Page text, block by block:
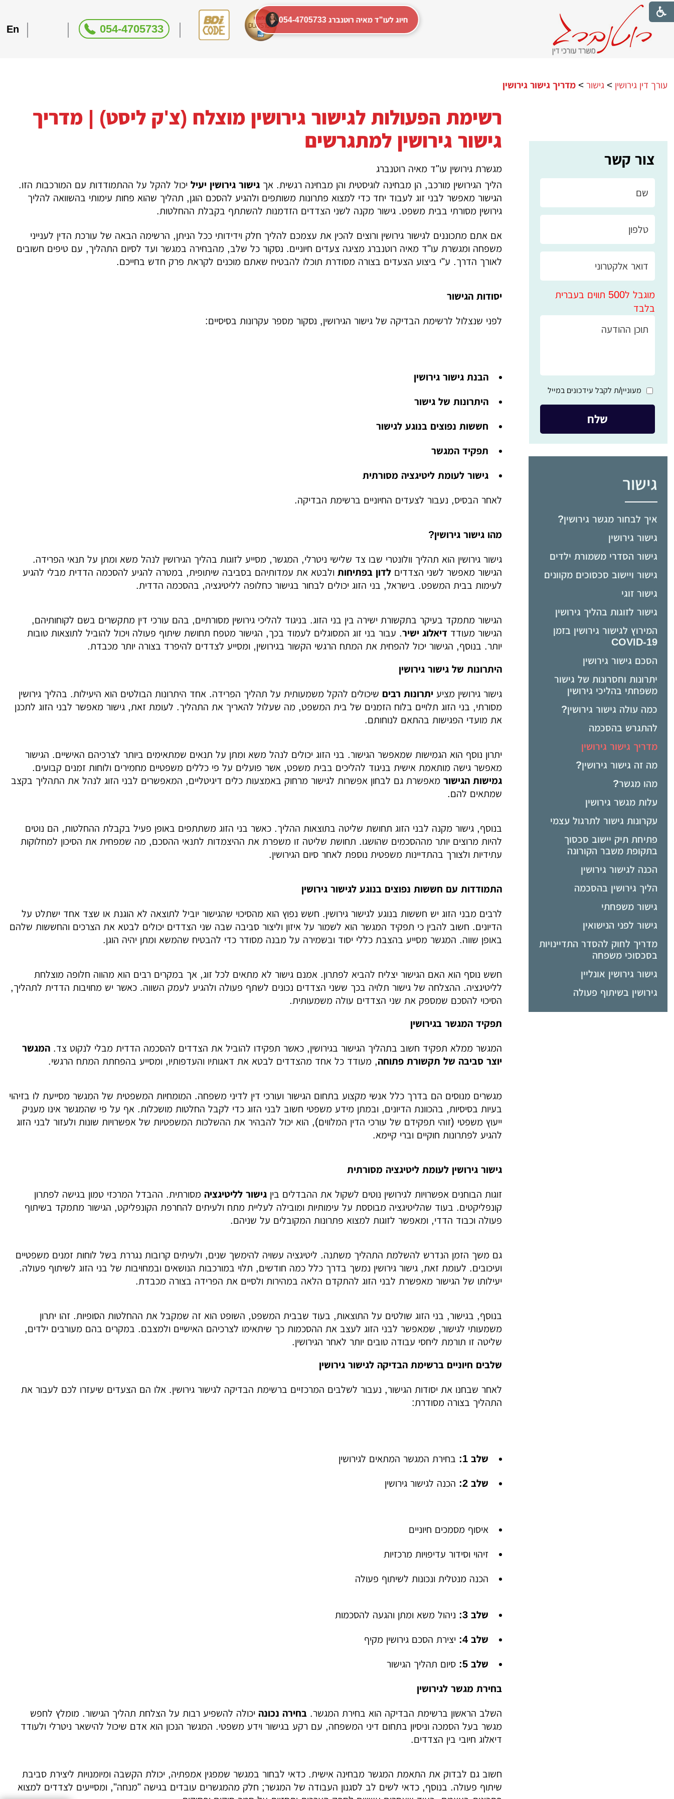
054-4705733
En
צור קשר
מוגבל ל500 תווים בעברית
בלבד
מעוניין/ת לקבל עידכונים במייל
גישור
איך לבחור מגשר גירושין?
גישור גירושין
גישור הסדרי משמורת ילדים
גישור ויישוב סכסוכים מקוונים
גישור זוגי
גישור לזוגות בהליך גירושין
המירוץ לגישור גירושין בזמן
COVID-19
הסכם גישור גירושין
יתרונות וחסרונות של גישור
משפחתי בהליכי גירושין
כמה עולה גישור גירושין?
להתגרש בהסכמה
מדריך גישור גירושין
מה זה גישור גירושין?
מהו מגשר?
עלות מגשר גירושין
עקרונות גישור לתרגול עצמי
פתיחת תיק יישוב סכסוך
בתקופת משבר הקורונה
הכנה לגישור גירושין
הליך גירושין בהסכמה
גישור משפחתי
גישור לפני הנישואין
מדריך לחוק להסדר התדיינויות
בסכסוכי משפחה
גישור גירושין אונליין
גירושין בשיתוף פעולה
עורך דין גירושין > גישור >מדריך גישור גירושין
רשימת הפעולות לגישור גירושין מוצלח (צ'ק ליסט) | מדריך
גישור גירושין למתגרשים
מגשרת גירושין עו"ד מאיה רוטנברג
הליך הגירושין מורכב, הן מבחינה לוגיסטית והן מבחינה רגשית. אך גישור גירושין יעיליכול להקל על ההתמודדות עם המורכבות הזו.
הגישור מאפשר לבני זוג לעבוד יחד כדי למצוא פתרונות משותפים ולהגיע להסכם הוגן, תהליך שהוא פחות עימותי בהשוואה להליך
גירושין מסורתי בבית משפט. גישור מקנה לשני הצדדים הזדמנות להשתתף בקבלת ההחלטות.
אם אתם מתכוננים לגישור גירושין ורוצים להכין את עצמכם להליך חלק וידידותי ככל הניתן, הרשימה הבאה של עורכת הדין לענייני
משפחה ומגשרת עו"ד מאיה רוטנברג מציגה צעדים חיוניים. נסקור כל שלב, מהבחירה במגשר ועד לסיום התהליך, עם טיפים חשובים
לאורך הדרך. ע"י ביצוע הצעדים בצורה מסודרת תוכלו להבטיח שאתם מוכנים לקראת פרק חדש בחייכם.
יסודות הגישור
לפני שנצלול לרשימת הבדיקה של גישור הגירושין, נסקור מספר עקרונות בסיסיים:
הבנת גישור גירושין
היתרונות של גישור
חששות נפוצים בנוגע לגישור
תפקיד המגשר
גישור לעומת ליטיגציה מסורתית
לאחר הבסיס, נעבור לצעדים החיוניים ברשימת הבדיקה.
מהו גישור גירושין?
גישור גירושין הוא תהליך וולונטרי שבו צד שלישי ניטרלי, המגשר, מסייע לזוגות בהליך הגירושין לנהל משא ומתן על תנאי הפרידה.
הגישור מאפשר לשני הצדדים לדון בפתיחותולבטא את עמדותיהם בסביבה שיתופית, במטרה להגיע להסכמה הדדית מבלי להגיע
לעימות בבית המשפט. בישראל, בני הזוג יכולים לבחור בגישור כחלופה לליטיגציה, בהסכמה הדדית.
הגישור מתמקד בעיקר בתקשורת ישירה בין בני הזוג. בניגוד להליכי גירושין מסורתיים, בהם עורכי דין מתקשרים בשם לקוחותיהם,
הגישור מעודד דיאלוג ישיר. עבור בני זוג המסוגלים לעמוד בכך, הגישור מטפח תחושת שיתוף פעולה ויכול להוביל לתוצאות טובות
יותר. בנוסף, הגישור יכול להפחית את המתח הרגשי הקשור בגירושין, ומסייע לצדדים להיפרד בצורה יותר מכבדת.
היתרונות של גישור גירושין
גישור גירושין מציע יתרונות רבים שיכולים להקל משמעותית על תהליך הפרידה. אחד היתרונות הבולטים הוא היעילות. בהליך גירושין
מסורתי, בני הזוג תלויים בלוח הזמנים של בית המשפט, מה שעלול להאריך את התהליך. לעומת זאת, גישור מאפשר לבני הזוג לתכנן
את מועדי הפגישות בהתאם לנוחותם.
יתרון נוסף הוא הגמישות שמאפשר הגישור. בני הזוג יכולים לנהל משא ומתן על תנאים שמתאימים ביותר לצרכיהם האישיים. הגישור
מאפשר גישה מותאמת אישית בניגוד להליכים בבית משפט, אשר פועלים על פי כללים משפטיים מחמירים ולוחות זמנים קבועים.
גמישות הגישורמאפשרת גם לבחון אפשרות לגישור מרחוק באמצעות כלים דיגיטליים, המאפשרים לבני הזוג לנהל את התהליך בקצב
שמתאים להם.
בנוסף, גישור מקנה לבני הזוג תחושת שליטה בתוצאות ההליך. כאשר בני הזוג משתתפים באופן פעיל בקבלת ההחלטות, הם נוטים
להיות מרוצים יותר מההסכמים שהושגו. תחושת שליטה זו משפרת את ההיצמדות לתנאי ההסכם, מה שמפחית את הסיכון למחלוקות
עתידיות ולצורך בהתדיינות משפטית נוספת לאחר סיום הגירושין.
התמודדות עם חששות נפוצים בנוגע לגישור גירושין
לרבים מבני הזוג יש חששות בנוגע לגישור גירושין. חשש נפוץ הוא מהסיכוי שהגישור יוביל לתוצאה לא הוגנת או שצד אחד ישתלט על
הדיונים. חשוב להבין כי תפקיד המגשר הוא לשמור על איזון וליצור סביבה שבה שני הצדדים יכולים לבטא את הצרכים והחששות שלהם
באופן שווה. המגשר מסייע בהצבת כללי יסוד ובשמירה על מבנה מסודר כדי להבטיח שהמשא ומתן יהיה הוגן.
חשש נוסף הוא האם הגישור יצליח להביא לפתרון. אמנם גישור לא מתאים לכל זוג, אך במקרים רבים הוא מהווה חלופה מוצלחת
לליטיגציה. ההצלחה של גישור תלויה בכך ששני הצדדים נכונים לשתף פעולה ולהגיע לעמק השווה. כאשר יש מחויבות הדדית לתהליך,
הסיכוי להסכם שמספק את שני הצדדים עולה משמעותית.
תפקיד המגשר בגירושין
המגשר ממלא תפקיד חשוב בתהליך הגישור בגירושין, כאשר תפקידו להוביל את הצדדים להסכמה הדדית מבלי לנקוט צד. המגשר
יוצר סביבה של תקשורת פתוחה, מעודד כל אחד מהצדדים לבטא את דאגותיו והעדפותיו, ומסייע בהפחתת המתח הרגשי.
מגשרים מנוסים הם בדרך כלל אנשי מקצוע בתחום הגישור ועורכי דין לדיני משפחה. המומחיות המשפטית של המגשר מסייעת לו בזיהוי
בעיות בסיסיות, בהכוונת הדיונים, ובמתן מידע משפטי חשוב לבני הזוג כדי לקבל החלטות מושכלות. אף על פי שהמגשר אינו מעניק
ייעוץ משפטי (זוהי תפקידם של עורכי הדין המלווים), הוא יכול להבהיר את ההשלכות המשפטיות של אפשרויות שונות ולעזור לבני הזוג
להגיע לפתרונות חוקיים וברי קיימא.
גישור גירושין לעומת ליטיגציה מסורתית
זוגות הבוחנים אפשרויות לגירושין נוטים לשקול את ההבדלים בין גישור לליטיגציה מסורתית. ההבדל המרכזי טמון בגישה לפתרון
קונפליקטים. בעוד שהליטיגציה מבוססת על עימותיות ומובילה לעליית מתח ולעיתים להחרפת הקונפליקט, הגישור מתמקד בשיתוף
פעולה וכבוד הדדי, ומאפשר לזוגות למצוא פתרונות המקובלים על שניהם.
גם משך הזמן הנדרש להשלמת התהליך משתנה. ליטיגציה עשויה להימשך שנים, ולעיתים קרובות נגררת בשל לוחות זמנים משפטיים
ועיכובים. לעומת זאת, גישור גירושין נמשך בדרך כלל כמה חודשים, תלוי במורכבות הנושאים ובמחויבות של בני הזוג לשיתוף פעולה.
יעילותו של הגישור מאפשרת לבני הזוג להתקדם הלאה במהירות ולסיים את הפרידה בצורה מכבדת.
בנוסף, בגישור, בני הזוג שולטים על התוצאות, בעוד שבבית המשפט, השופט הוא זה שמקבל את ההחלטות הסופיות. זהו יתרון
משמעותי לגישור, שמאפשר לבני הזוג לעצב את ההסכמות כך שיתאימו לצרכיהם האישיים ולמצבם. במקרים בהם מעורבים ילדים,
שליטה זו תורמת ליחסי עבודה טובים יותר לאחר הגירושין.
שלבים חיוניים ברשימת הבדיקה לגישור גירושין
לאחר שבחנו את יסודות הגישור, נעבור לשלבים המרכזיים ברשימת הבדיקה לגישור גירושין. אלו הם הצעדים שיעזרו לכם לעבור את
התהליך בצורה מסודרת:
שלב 1: בחירת המגשר המתאים לגירושין
שלב 2: הכנה לגישור גירושין
איסוף מסמכים חיוניים
זיהוי וסידור עדיפויות מרכזיות
הכנה מנטלית ונכונות לשיתוף פעולה
שלב 3: ניהול משא ומתן והגעה להסכמות
שלב 4: יצירת הסכם גירושין מקיף
שלב 5: סיום תהליך הגישור
בחירת מגשר לגירושין
השלב הראשון ברשימת הבדיקה הוא בחירת המגשר. בחירה נכונה יכולה להשפיע רבות על הצלחת תהליך הגישור. מומלץ לחפש
מגשר בעל הסמכה וניסיון בתחום דיני המשפחה, עם רקע בגישור וידע משפטי. המגשר הנכון הוא אדם שיכול להישאר ניטרלי ולעודד
דיאלוג חיובי בין הצדדים.
חשוב גם לבדוק את התאמת המגשר מבחינה אישית. כדאי לבחור במגשר שמפגין אמפתיה, יכולת הקשבה ומיומנויות ליצירת סביבת
שיתוף פעולה. בנוסף, כדאי לשים לב לסגנון העבודה של המגשר; חלק מהמגשרים עובדים בגישה "מנחה", ומסייעים לצדדים למצוא
054-4705733 חיוג לעו"ד מאיה רוטנברג